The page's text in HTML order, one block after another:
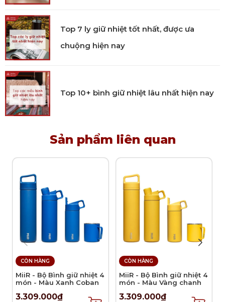
Gạt tàn thuốc Nude Torcedo chính hãng
Tại Kitchen Koncept, chúng tôi cung cấp sản phẩm
gạt tàn thuốc Nude Torcedo chính hãng được kiểm
tại Kitchen Koncept khách hàng sẽ yên tâm khi nhận
chúng tôi đem đến.
Top 7 ly giữ nhiệt tốt nhất, được ưa
chuộng hiện nay
Top 10+ bình giữ nhiệt lâu nhất hiện nay
Sản phẩm liên quan
CÒN HÀNG
MiiR - Bộ Bình giữ nhiệt 4
món - Màu Xanh Coban
3.309.000₫
CÒN HÀNG
MiiR - Bộ Bình giữ nhiệt 4
món - Màu Vàng chanh
3.309.000₫